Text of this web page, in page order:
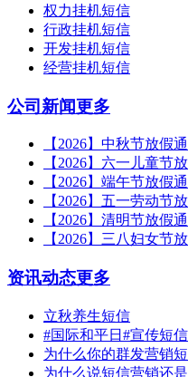
权力挂机短信
行政挂机短信
开发挂机短信
经营挂机短信
公司新闻更多
【2026】中秋节放假
【2026】六一儿童节
【2026】端午节放假
【2026】五一劳动节
【2026】清明节放假
【2026】三八妇女节
资讯动态更多
立秋养生短信
#国际和平日#宣传短信
为什么你的群发营销
为什么说短信营销还